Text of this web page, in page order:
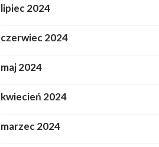
lipiec 2024
czerwiec 2024
maj 2024
kwiecień 2024
marzec 2024